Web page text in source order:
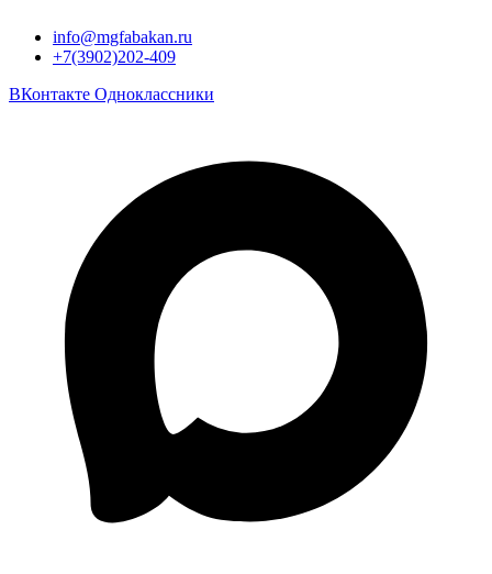
info@mgfabakan.ru
+7(3902)202-409
ВКонтакте Одноклассники